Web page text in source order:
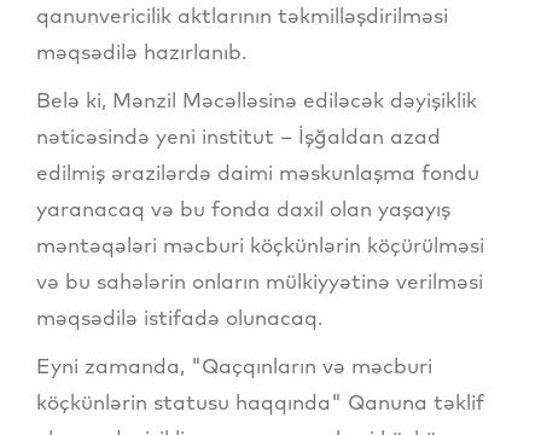
qanunvericilik aktlarının təkmilləşdirilməsi
məqsədilə hazırlanıb.
Belə ki, Mənzil Məcəlləsinə ediləcək dəyişiklik
nəticəsində yeni institut – İşğaldan azad
edilmiş ərazilərdə daimi məskunlaşma fondu
yaranacaq və bu fonda daxil olan yaşayış
məntəqələri məcburi köçkünlərin köçürülməsi
və bu sahələrin onların mülkiyyətinə verilməsi
məqsədilə istifadə olunacaq.
Eyni zamanda, "Qaçqınların və məcburi
köçkünlərin statusu haqqında" Qanuna təklif